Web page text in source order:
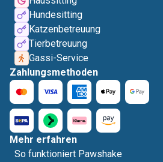
Hundesitting
Katzenbetreuung
Tierbetreuung
Gassi-Service
Zahlungsmethoden
Mehr erfahren
So funktioniert Pawshake